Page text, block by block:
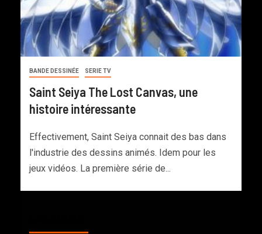
BANDE DESSINÉE SERIE TV
Saint Seiya The Lost Canvas, une
histoire intéressante
Effectivement, Saint Seiya connait des bas dans
l'industrie des dessins animés. Idem pour les
jeux vidéos. La première série de...